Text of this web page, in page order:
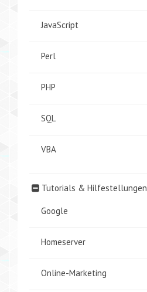
JavaScript
Perl
PHP
SQL
VBA
Tutorials & Hilfestellungen
Google
Homeserver
Online-Marketing